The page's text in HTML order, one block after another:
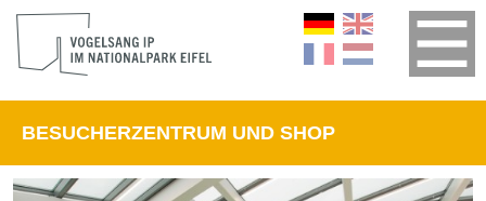
BESUCHERZENTRUM UND SHOP